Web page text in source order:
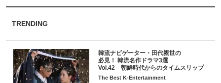
TRENDING
韓流ナビゲーター・田代親世の
必見！ 韓流名作ドラマ3選
Vol.42 朝鮮時代からのタイムスリップ
The Best K-Entertainment